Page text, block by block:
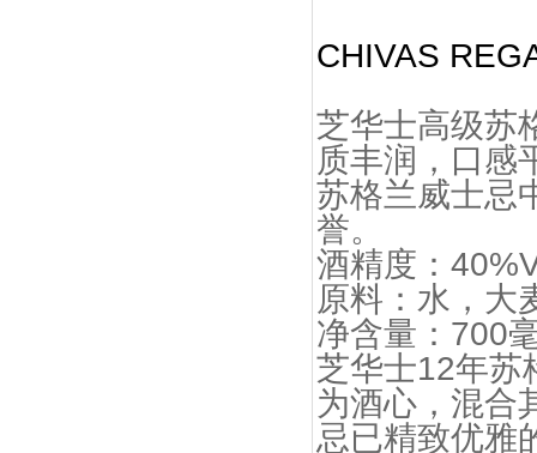
CHIVAS
芝华士高级苏
质丰润，口感
苏格兰威士忌
誉。
酒精度：
原料：水，
净含量：700
芝华士12年苏
为酒心，混合
忌已精致优雅